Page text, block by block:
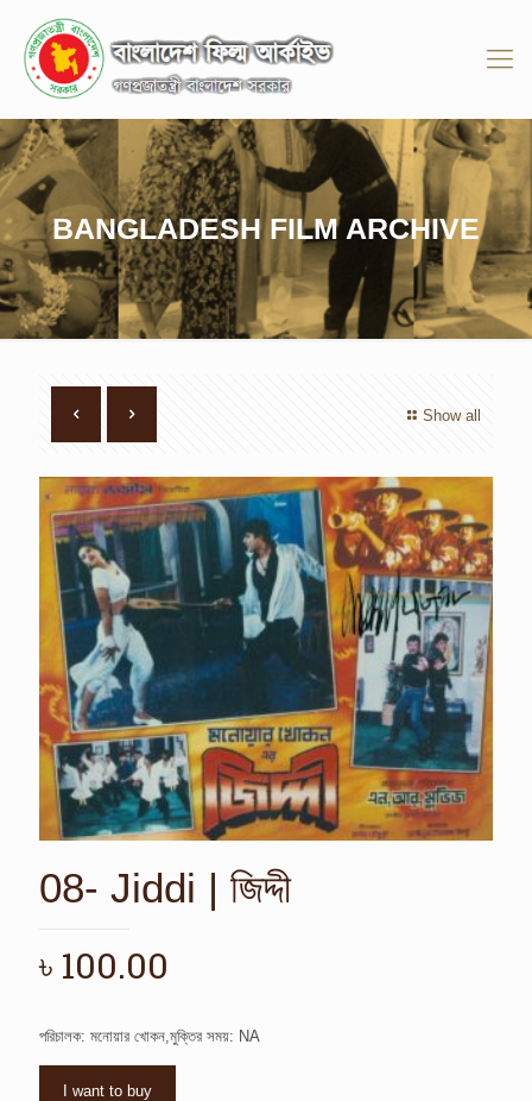
BANGLADESH FILM ARCHIVE
Show all
08- Jiddi | জিদ্দী
৳ 100.00
পরিচালক: মনোয়ার খোকন,মুক্তির সময়: NA
I want to buy